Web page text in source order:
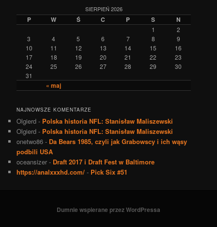
SIERPIEŃ 2026
P W Ś C P S N
« maj
1
2
3
4 5 6 7 8
9
10
11 12 13 14 15
16
17
18 19 20 21 22
23
24
25 26 27 28 29
30
31
NAJNOWSZE KOMENTARZE
Olgierd - Polska historia NFL: Stanisław Maliszewski
Olgierd - Polska historia NFL: Stanisław Maliszewski
onetwo86 - Da Bears 1985, czyli jak Grabowscy i ich wąsy
podbili USA
oceansizer - Draft 2017 i Draft Fest w Baltimore
https://analxxxhd.com/ - Pick Six #51
Dumnie wspierane przez WordPressa